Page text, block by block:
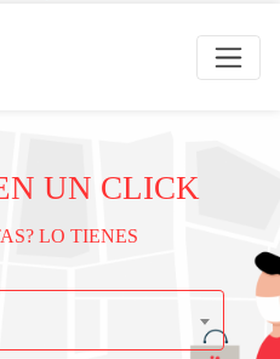
UN CLICK
LO TIENES